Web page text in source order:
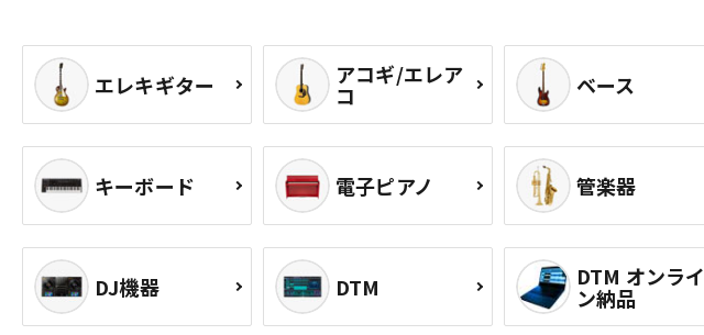
エレキギター アコギ/エレア
コ ベース
キーボード 電子ピアノ 管楽器
DJ機器 DTM DTM オンライ
ン納品